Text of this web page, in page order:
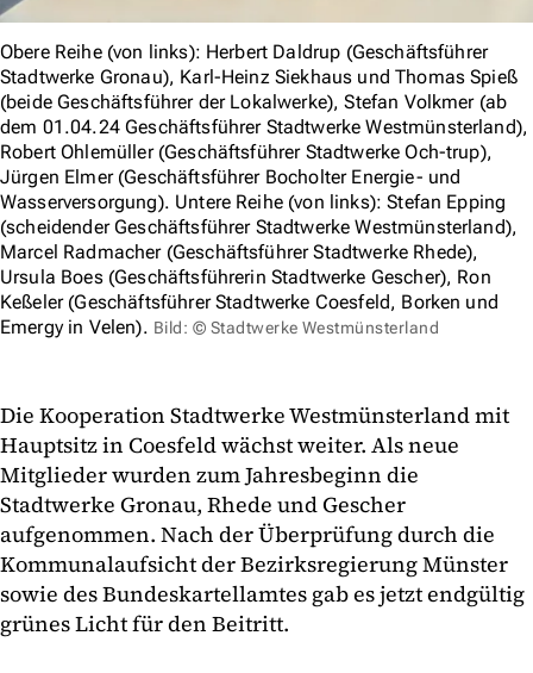
Obere Reihe (von links): Herbert Daldrup (Geschäftsführer
Stadtwerke Gronau), Karl-Heinz Siekhaus und Thomas Spieß
(beide Geschäftsführer der Lokalwerke), Stefan Volkmer (ab
dem 01.04.24 Geschäftsführer Stadtwerke Westmünsterland),
Robert Ohlemüller (Geschäftsführer Stadtwerke Och-trup),
Jürgen Elmer (Geschäftsführer Bocholter Energie- und
Wasserversorgung). Untere Reihe (von links): Stefan Epping
(scheidender Geschäftsführer Stadtwerke Westmünsterland),
Marcel Radmacher (Geschäftsführer Stadtwerke Rhede),
Ursula Boes (Geschäftsführerin Stadtwerke Gescher), Ron
Keßeler (Geschäftsführer Stadtwerke Coesfeld, Borken und
Emergy in Velen). Bild: © Stadtwerke Westmünsterland
Die Kooperation Stadtwerke Westmünsterland mit
Hauptsitz in Coesfeld wächst weiter. Als neue
Mitglieder wurden zum Jahresbeginn die
Stadtwerke Gronau, Rhede und Gescher
aufgenommen. Nach der Überprüfung durch die
Kommunalaufsicht der Bezirksregierung Münster
sowie des Bundeskartellamtes gab es jetzt endgültig
grünes Licht für den Beitritt.